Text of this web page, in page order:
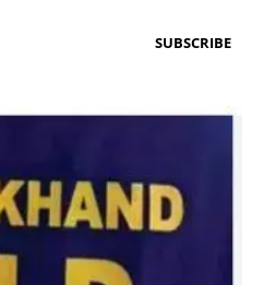
SUBSCRIBE